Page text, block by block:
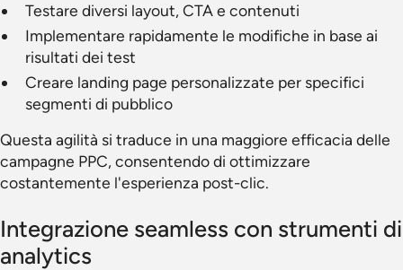
Testare diversi layout, CTA e contenuti
Implementare rapidamente le modifiche in base ai
risultati dei test
Creare landing page personalizzate per specifici
segmenti di pubblico
Questa agilità si traduce in una maggiore efficacia delle
campagne PPC, consentendo di ottimizzare
costantemente l'esperienza post-clic.
Integrazione seamless con strumenti di
analytics